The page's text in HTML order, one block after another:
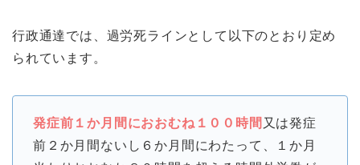
行政通達では、過労死ラインとして以下のとおり定め
られています。
発症前１か月間におおむね１００時間 又は発症
前２か月間ないし６か月間にわたって、１か月